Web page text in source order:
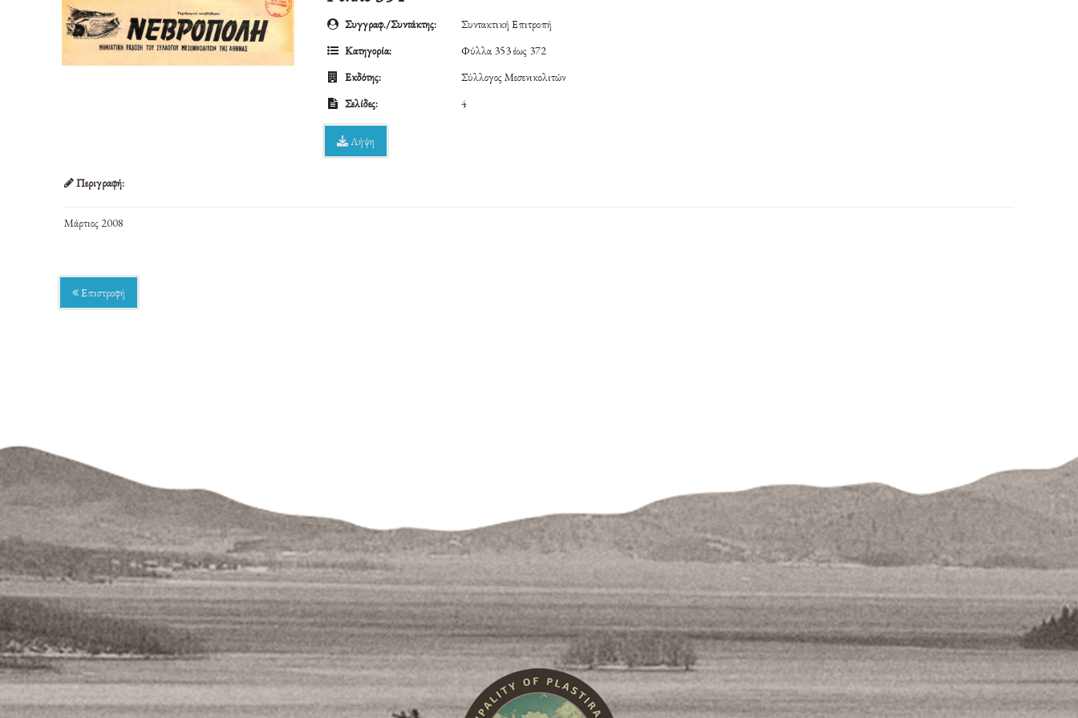
Συγγραφ./Συντάκτης:
Συντακτική Επιτροπή
Κατηγορία:
Φύλλα 353 έως 372
Εκδότης:
Σύλλογος Μεσενικολιτών
Σελίδες:
4
Λήψη
Περιγραφή:
Μάρτιος 2008
Επιστροφή